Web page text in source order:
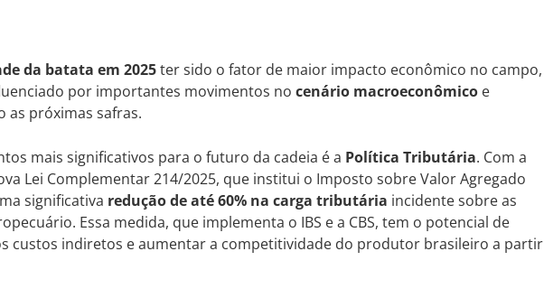
da batata em 2025ter sido o fator de maior impacto econômico no campo,
por importantes movimentos no cenário macroeconômico e
as próximas safras.
mais significativos para o futuro da cadeia é a Política Tributária. Com a
Lei Complementar 214/2025, que institui o Imposto sobre Valor Agregado
significativa redução de até 60% na carga tributária incidente sobre as
Essa medida, que implementa o IBS e a CBS, tem o potencial de
custos indiretos e aumentar a competitividade do produtor brasileiro a partir